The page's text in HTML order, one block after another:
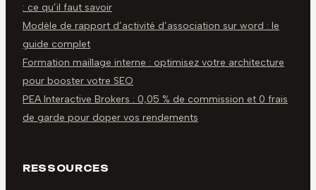
: ce qu’il faut savoir
Modèle de rapport d’activité d’association sur word : le
guide complet
Formation maillage interne : optimisez votre architecture
pour booster votre SEO
PEA Interactive Brokers : 0,05 % de commission et 0 frais
de garde pour doper vos rendements
RESSOURCES